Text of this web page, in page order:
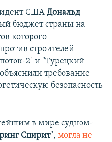
США Дональд
бюджет страны на
которого
строителей
2" и "Турецкий
требование
безопасность
в мире судном-
Спирит", могла не